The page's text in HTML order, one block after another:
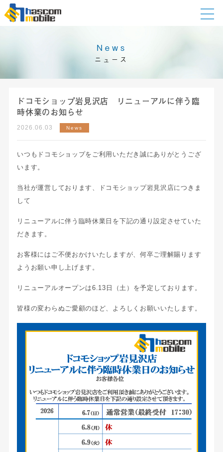
News
ニュース
ドコモショップ岩見沢店 リニューアルに伴う臨
時休業のお知らせ
2026.06.03 News
いつもドコモショップをご利用いただき誠にありがとうござ
います。
当社が運営しております、ドコモショップ岩見沢店につきま
して
リニューアルに伴う臨時休業日を下記の通り設定させていた
だきます。
お客様にはご不便おかけいたしますが、何卒ご理解賜ります
ようお願い申し上げます。
リニューアルオープンは6.13日（土）を予定しております。
皆様の変わらぬご愛顧のほど、よろしくお願いいたします。